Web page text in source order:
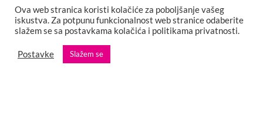
IMPRESSUM O NAMA
Copyright © 2013 - 2025 FBL creative. Sva prava zadržana. Developed by:
XStreamThemes
Ova web stranica koristi kolačiće za poboljšanje vašeg
iskustva. Za potpunu funkcionalnost web stranice odaberite
slažem se sa postavkama kolačića i politikama privatnosti.
Postavke Slažem se